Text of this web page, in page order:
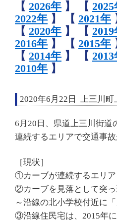
【 2026年 】 【
2022年 】 【 2021年
【 2020年 】 【
2016年 】 【 2015年
【 2014年 】 【
2010年 】
2020年6月22日 上三川
6月20日、県道上三川街道
連続するエリアで交通事故
［現状］
①カーブが連続するエリア
②カーブを見落として突
～沿線の北小学校付近に
③沿線住民宅は、2015年